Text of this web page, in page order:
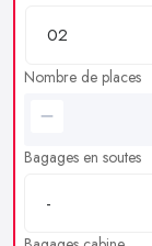
Nombre de places
Bagages en soutes